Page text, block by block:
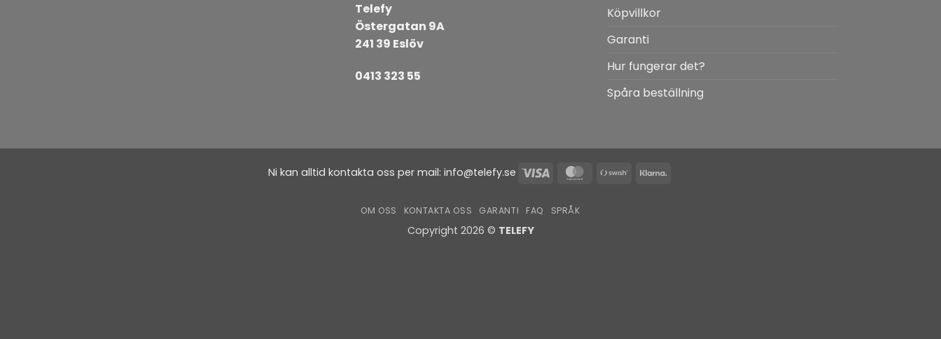
Telefy
Östergatan 9A
241 39 Eslöv
0413 323 55
Köpvillkor
Garanti
Hur fungerar det?
Spåra beställning
Ni kan alltid kontakta oss per mail: info@telefy.se Visa MasterCard
Swish
OM OSS KONTAKTA OSS GARANTI FAQ SPRÅK
Copyright 2026 © TELEFY